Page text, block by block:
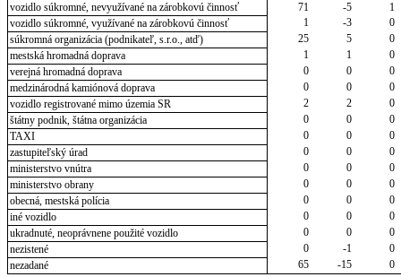
vozidlo súkromné, nevyužívané na zárobkovú činnosť
71 -5
1
vozidlo súkromné, využívané na zárobkovú činnosť
1 -3
0
súkromná organizácia (podnikateľ, s.r.o., atď)
25 5
0
mestská hromadná doprava
1 1
0
verejná hromadná doprava
0 0
0
medzinárodná kamiónová doprava
0 0
0
vozidlo registrované mimo územia SR
2 2
0
štátny podnik, štátna organizácia
0 0
0
TAXI
0 0
0
zastupiteľský úrad
0 0
0
ministerstvo vnútra
0 0
0
ministerstvo obrany
0 0
0
obecná, mestská polícia
0 0
0
iné vozidlo
0 0
0
ukradnuté, neoprávnene použité vozidlo
0 0
0
nezistené
0 -1
0
nezadané
65 -15 0